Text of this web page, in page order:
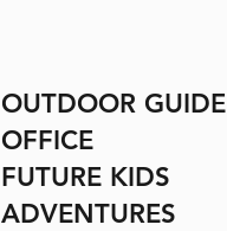
OUTDOOR GUIDE
OFFICE
FUTURE KIDS
ADVENTURES